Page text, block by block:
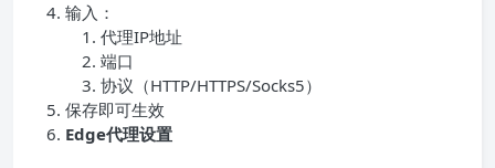
输入：
代理IP地址
端口
协议（HTTP/HTTPS/Socks5）
保存即可生效
Edge代理设置